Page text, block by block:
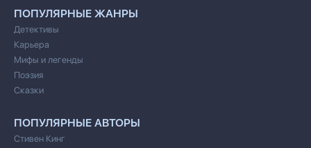
ПОПУЛЯРНЫЕ ЖАНРЫ
Детективы
Карьера
Мифы и легенды
Поэзия
Сказки
ПОПУЛЯРНЫЕ АВТОРЫ
Стивен Кинг